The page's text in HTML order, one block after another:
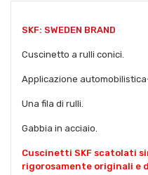
SKF: SWEDEN BRAND
Cuscinetto a rulli conici.
Applicazione
Una fila di rulli.
Gabbia in acciaio.
Cuscinetti SKF scatolati
rigorosamente originali e